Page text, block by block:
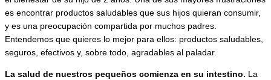
es encontrar productos saludables que sus hijos quieran consumir,
y es una preocupación compartida por muchos padres.
Entendemos que quieres lo mejor para ellos: productos saludables,
seguros, efectivos y, sobre todo, agradables al paladar.
La salud de nuestros pequeños comienza en su intestino. La